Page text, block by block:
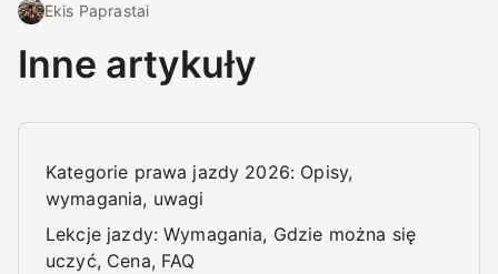
Ekis Paprastai
Inne artykuły
Kategorie prawa jazdy 2026: Opisy,
wymagania, uwagi
Lekcje jazdy: Wymagania, Gdzie można się
uczyć, Cena, FAQ